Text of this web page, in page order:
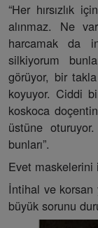
“Her hırsızlık
alınmaz. Ne
harcamak da
silkiyorum
görüyor, bir
koyuyor. Ciddi
koskoca
üstüne
bunları”.
Evet maskelerini
İntihal ve korsan
büyük sorunu